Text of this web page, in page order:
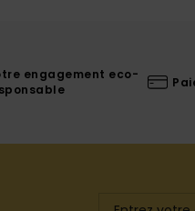
engagement eco-